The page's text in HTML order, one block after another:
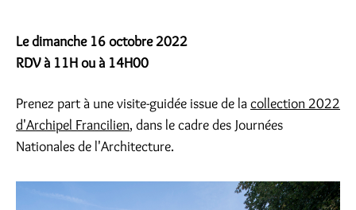
Le dimanche 16 octobre 2022
RDV à 11H ou à 14H00
Prenez part à une visite-guidée issue de lacollection 2022
d'Archipel Francilien, dans le cadre des Journées
Nationales de l'Architecture.